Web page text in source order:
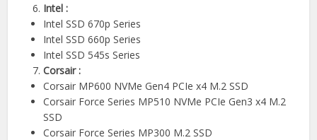
Intel :
Intel SSD 670p Series
Intel SSD 660p Series
Intel SSD 545s Series
Corsair :
Corsair MP600 NVMe Gen4 PCIe x4 M.2 SSD
Corsair Force Series MP510 NVMe PCIe Gen3 x4 M.2
SSD
Corsair Force Series MP300 M.2 SSD